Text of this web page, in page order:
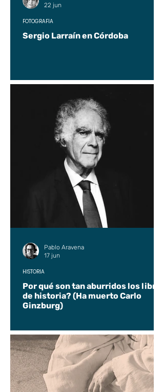
Sergio Larraín en Córdoba
FOTOGRAFÍA
22 jun
Por qué son tan aburridos los libros
de historia? (Ha muerto Carlo
Ginzburg)
HISTORIA
Pablo Aravena
17 jun